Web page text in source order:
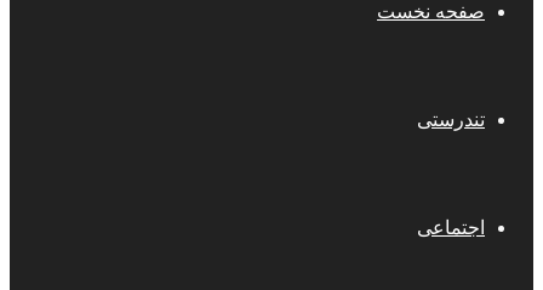
صفحه نخست
تندرستی
اجتماعی